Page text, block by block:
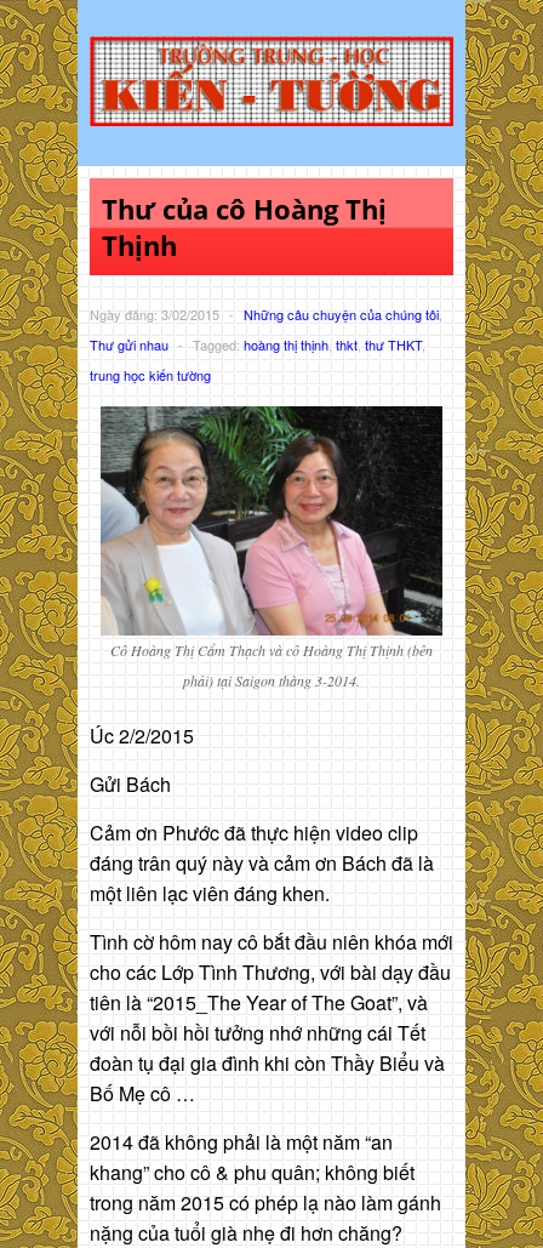
Thư của cô Hoàng Thị
Thịnh
Ngày đăng: 3/02/2015 - Những câu chuyện của chúng tôi,
Thư gửi nhau - Tagged: hoàng thị thịnh thkt thư THKT,
trung học kiến tường
Cô Hoàng Thị Cẩm Thạch và cô Hoàng Thị Thịnh (bên
phải) tại Saigon thàng 3-2014.
Úc 2/2/2015
Gửi Bách
Cảm ơn Phước đã thực hiện video clip
đáng trân quý này và cảm ơn Bách đã là
một liên lạc viên đáng khen.
Tình cờ hôm nay cô bắt đầu niên khóa mới
cho các Lớp Tình Thương, với bài dạy đầu
tiên là “2015_The Year of The Goat”, và
với nỗi bồi hồi tưởng nhớ những cái Tết
đoàn tụ đại gia đình khi còn Thầy Biểu và
Bố Mẹ cô …
2014 đã không phải là một năm “an
khang” cho cô & phu quân; không biết
trong năm 2015 có phép lạ nào làm gánh
nặng của tuổi già nhẹ đi hơn chăng?